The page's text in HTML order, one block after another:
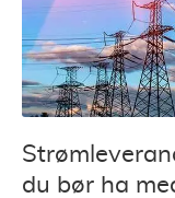
du bør ha